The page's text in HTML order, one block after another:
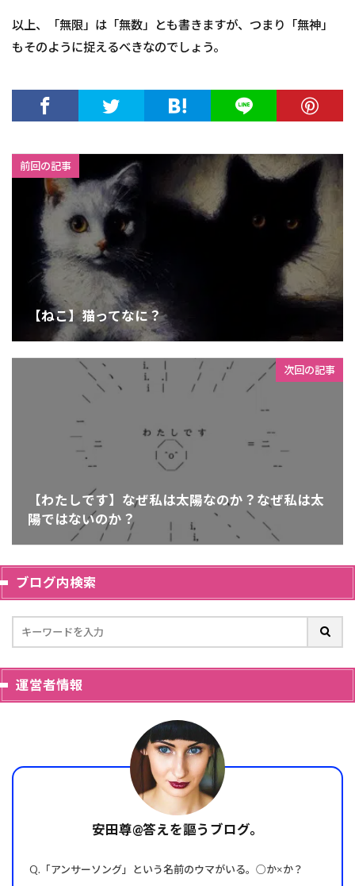
以上、「無限」は「無数」とも書きますが、つまり「無神」
もそのように捉えるべきなのでしょう。
前回の記事
【ねこ】猫ってなに？
次回の記事
【わたしです】なぜ私は太陽なのか？なぜ私は太
陽ではないのか？
ブログ内検索
運営者情報
安田尊@答えを謳うブログ。
Q.「アンサーソング」という名前のウマがいる。○か×か？